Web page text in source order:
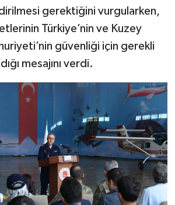
gerektiğini vurgularken,
Türkiye’nin ve Kuzey
güvenliği için gerekli
mesajını verdi.